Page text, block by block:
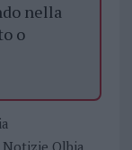
nella
o